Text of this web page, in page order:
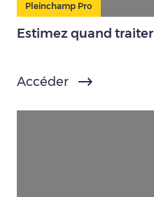
Pleinchamp Pro
Estimez quand traiter
Accéder